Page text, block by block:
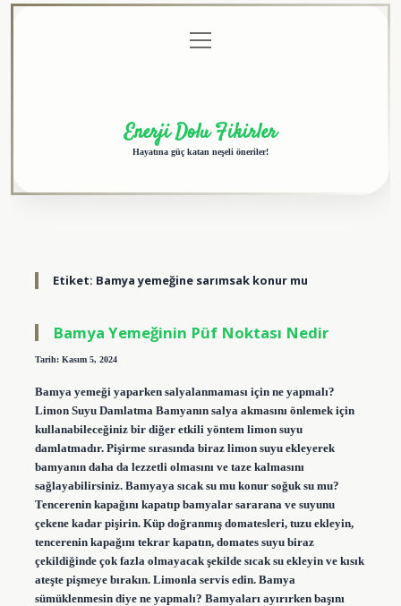
menüyü
aç
Enerji Dolu Fikirler
Hayatına güç katan neşeli öneriler!
Etiket: Bamya yemeğine sarımsak konur mu
Bamya Yemeğinin Püf Noktası Nedir
Tarih: Kasım 5, 2024
Bamya yemeği yaparken salyalanmaması için ne yapmalı?
Limon Suyu Damlatma Bamyanın salya akmasını önlemek için
kullanabileceğiniz bir diğer etkili yöntem limon suyu
damlatmadır. Pişirme sırasında biraz limon suyu ekleyerek
bamyanın daha da lezzetli olmasını ve taze kalmasını
sağlayabilirsiniz. Bamyaya sıcak su mu konur soğuk su mu?
Tencerenin kapağını kapatıp bamyalar sararana ve suyunu
çekene kadar pişirin. Küp doğranmış domatesleri, tuzu ekleyin,
tencerenin kapağını tekrar kapatın, domates suyu biraz
çekildiğinde çok fazla olmayacak şekilde sıcak su ekleyin ve kısık
ateşte pişmeye bırakın. Limonla servis edin. Bamya
sümüklenmesin diye ne yapmalı? Bamyaları ayırırken başını